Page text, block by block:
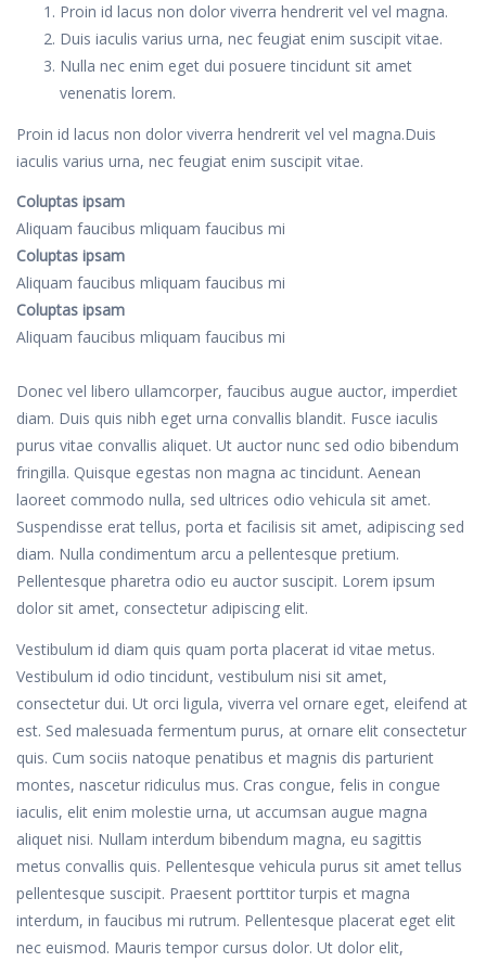
Proin id lacus non dolor viverra hendrerit vel vel magna.
Duis iaculis varius urna, nec feugiat enim suscipit vitae.
Nulla nec enim eget dui posuere tincidunt sit amet
venenatis lorem.
Proin id lacus non dolor viverra hendrerit vel vel magna.Duis
iaculis varius urna, nec feugiat enim suscipit vitae.
Coluptas ipsam
Aliquam faucibus mliquam faucibus mi
Coluptas ipsam
Aliquam faucibus mliquam faucibus mi
Coluptas ipsam
Aliquam faucibus mliquam faucibus mi
Donec vel libero ullamcorper, faucibus augue auctor, imperdiet
diam. Duis quis nibh eget urna convallis blandit. Fusce iaculis
purus vitae convallis aliquet. Ut auctor nunc sed odio bibendum
fringilla. Quisque egestas non magna ac tincidunt. Aenean
laoreet commodo nulla, sed ultrices odio vehicula sit amet.
Suspendisse erat tellus, porta et facilisis sit amet, adipiscing sed
diam. Nulla condimentum arcu a pellentesque pretium.
Pellentesque pharetra odio eu auctor suscipit. Lorem ipsum
dolor sit amet, consectetur adipiscing elit.
Vestibulum id diam quis quam porta placerat id vitae metus.
Vestibulum id odio tincidunt, vestibulum nisi sit amet,
consectetur dui. Ut orci ligula, viverra vel ornare eget, eleifend at
est. Sed malesuada fermentum purus, at ornare elit consectetur
quis. Cum sociis natoque penatibus et magnis dis parturient
montes, nascetur ridiculus mus. Cras congue, felis in congue
iaculis, elit enim molestie urna, ut accumsan augue magna
aliquet nisi. Nullam interdum bibendum magna, eu sagittis
metus convallis quis. Pellentesque vehicula purus sit amet tellus
pellentesque suscipit. Praesent porttitor turpis et magna
interdum, in faucibus mi rutrum. Pellentesque placerat eget elit
nec euismod. Mauris tempor cursus dolor. Ut dolor elit,